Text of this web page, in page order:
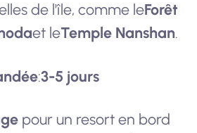
de l'île, comme leForêt
et leTemple Nanshan.
:3-5 jours
pour un resort en bord